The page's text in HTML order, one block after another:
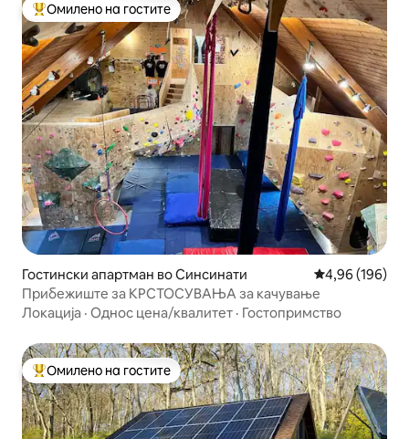
Меѓу најуспешните „Омилени на гостите“
Омилено на гостите
Гостински апартман во Синсинати Просечна
4,96 (196)
Прибежиште за КРСТОСУВАЊА за качување
Локација · Однос цена/квалитет · Гостопримство
Меѓу најуспешните „Омилени на гостите“
Омилено на гостите